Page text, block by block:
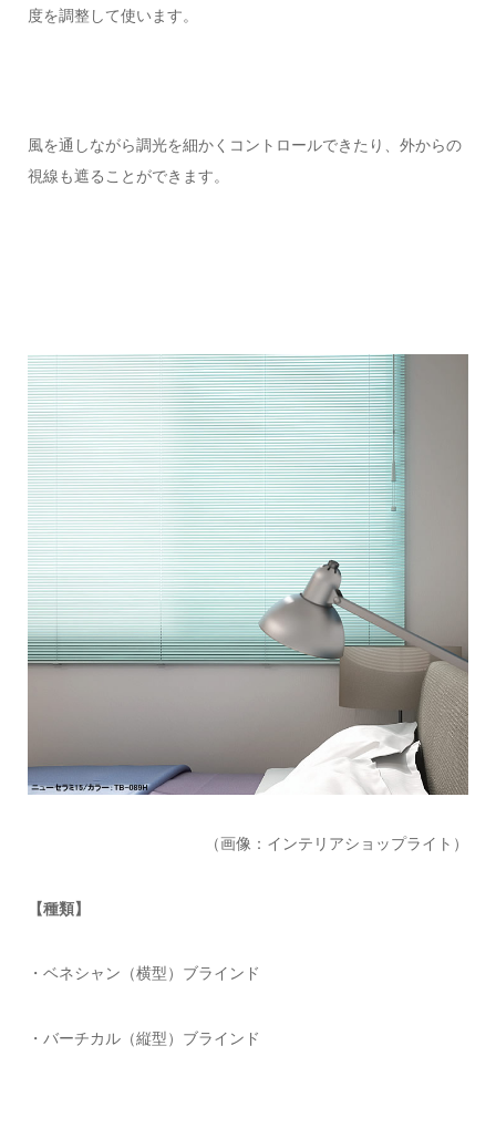
度を調整して使います。
風を通しながら調光を細かくコントロールできたり、外からの
視線も遮ることができます。
（画像：インテリアショップライト）
【種類】
・ベネシャン（横型）ブラインド
・バーチカル（縦型）ブラインド